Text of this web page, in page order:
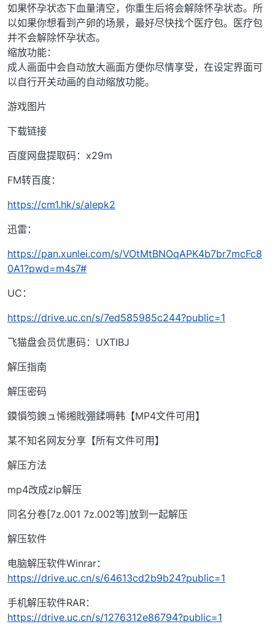
如果怀孕状态下血量清空，你重生后将会解除怀孕状态。所
以如果你想看到产卵的场景，最好尽快找个医疗包。医疗包
并不会解除怀孕状态。
缩放功能：
成人画面中会自动放大画面方便你尽情享受，在设定界面可
以自行开关动画的自动缩放功能。
游戏图片
下载链接
百度网盘提取码：x29m
FM转百度：
https://cm1.hk/s/alepk2
迅雷：
https://pan.xunlei.com/s/VOtMtBNOqAPK4b7br7mcFc8
0A1?pwd=m4s7#
UC：
https://drive.uc.cn/s/7ed585985c244?public=1
飞猫盘会员优惠码：UXTIBJ
解压指南
解压密码
鏌愪笉鐭ュ悕缃戝弸鍒嗕韩【MP4文件可用】
某不知名网友分享【所有文件可用】
解压方法
mp4改成zip解压
同名分卷[7z.001 7z.002等]放到一起解压
解压软件
电脑解压软件Winrar：
https://drive.uc.cn/s/64613cd2b9b24?public=1
手机解压软件RAR：
https://drive.uc.cn/s/1276312e86794?public=1